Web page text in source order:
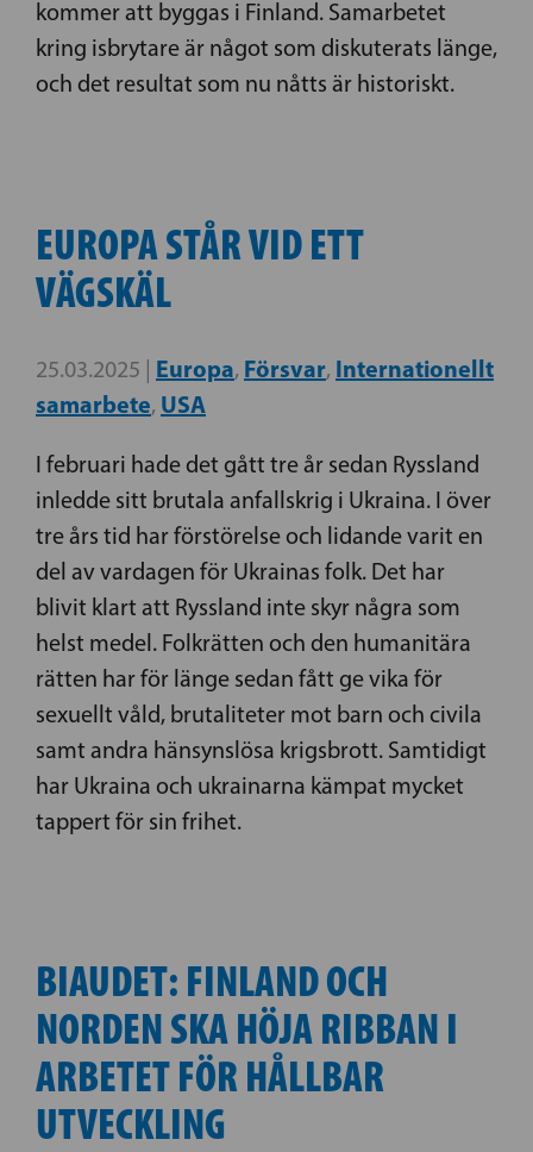
kommer att byggas i Finland. Samarbetet
kring isbrytare är något som diskuterats länge,
och det resultat som nu nåtts är historiskt.
EUROPA STÅR VID ETT
VÄGSKÄL
25.03.2025 | Europa, Försvar, Internationellt
samarbete, USA
I februari hade det gått tre år sedan Ryssland
inledde sitt brutala anfallskrig i Ukraina. I över
tre års tid har förstörelse och lidande varit en
del av vardagen för Ukrainas folk. Det har
blivit klart att Ryssland inte skyr några som
helst medel. Folkrätten och den humanitära
rätten har för länge sedan fått ge vika för
sexuellt våld, brutaliteter mot barn och civila
samt andra hänsynslösa krigsbrott. Samtidigt
har Ukraina och ukrainarna kämpat mycket
tappert för sin frihet.
BIAUDET: FINLAND OCH
NORDEN SKA HÖJA RIBBAN I
ARBETET FÖR HÅLLBAR
UTVECKLING